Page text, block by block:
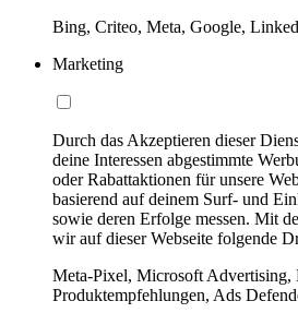
Bing, Criteo, Meta, Google,
Marketing
Durch das Akzeptieren dieser
deine Interessen abgestimmte
oder Rabattaktionen für unsere
basierend auf deinem Surf- und
sowie deren Erfolge messen. Mit
wir auf dieser Webseite folgende
Meta-Pixel, Microsoft Advertising,
Produktempfehlungen, Ads